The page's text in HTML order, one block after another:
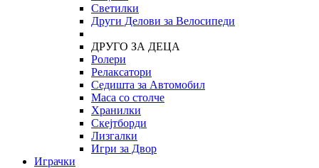
Светилки
Други Делови за Велосипеди
ДРУГО ЗА ДЕЦА
Ролери
Релаксатори
Седишта за Автомобил
Маса со столче
Хранилки
Скејтборди
Лизгалки
Игри за Двор
Играчки